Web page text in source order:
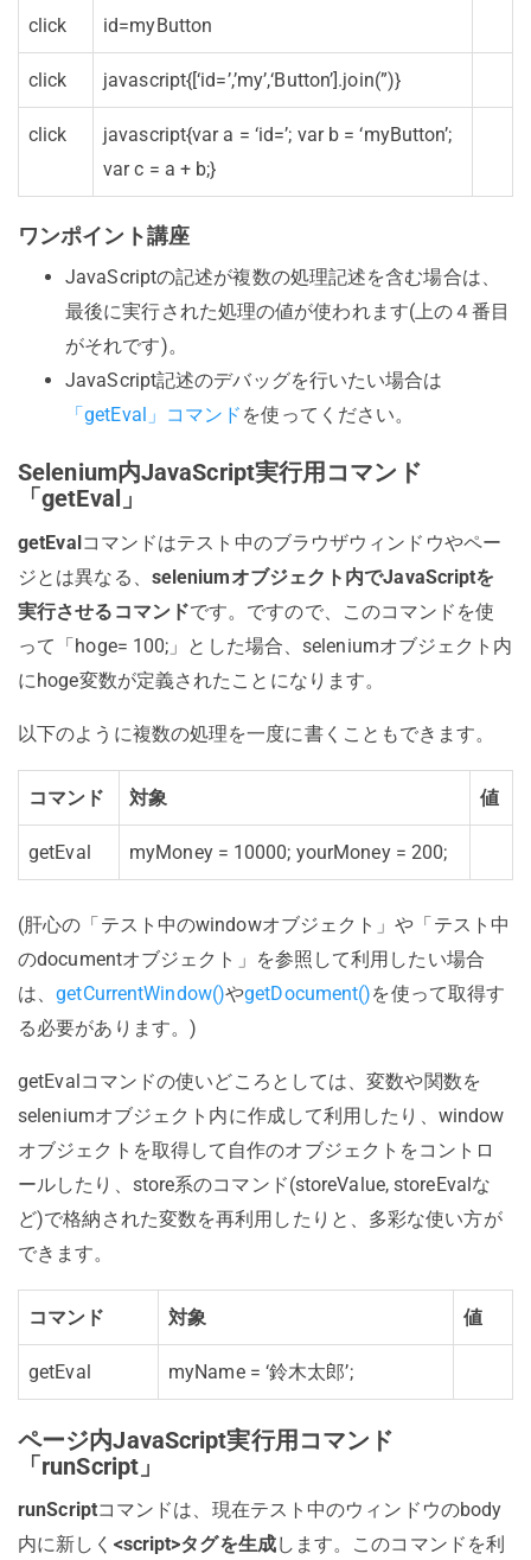
click id=myButton
click javascript{[‘id=’,’my’,‘Button’].join(”)}
click
javascript{var a = ‘id=’; var b = ‘myButton’;
var c = a + b;}
ワンポイント講座
JavaScriptの記述が複数の処理記述を含む場合は、
最後に実行された処理の値が使われます(上の４番目
がそれです)。
JavaScript記述のデバッグを行いたい場合は
「getEval」コマンド を使ってください。
Selenium内JavaScript実行用コマンド
「getEval」
getEvalコマンドはテスト中のブラウザウィンドウやペー
ジとは異なる、 seleniumオブジェクト内でJavaScriptを
実行させるコマンドです。ですので、このコマンドを使
って「hoge= 100;」とした場合、seleniumオブジェクト内
にhoge変数が定義されたことになります。
以下のように複数の処理を一度に書くこともできます。
コマンド 対象 値
getEval myMoney = 10000; yourMoney = 200;
(肝心の「テスト中のwindowオブジェクト」や「テスト中
のdocumentオブジェクト」を参照して利用したい場合
は、getCurrentWindow()やgetDocument()を使って取得す
る必要があります。)
getEvalコマンドの使いどころとしては、変数や関数を
seleniumオブジェクト内に作成して利用したり、window
オブジェクトを取得して自作のオブジェクトをコントロ
ールしたり、store系のコマンド(storeValue, storeEvalな
ど)で格納された変数を再利用したりと、多彩な使い方が
できます。
コマンド 対象 値
getEval myName = ‘鈴木太郎’;
ページ内JavaScript実行用コマンド
「runScript」
runScriptコマンドは、現在テスト中のウィンドウのbody
内に新しく <script>タグを生成します。このコマンドを利